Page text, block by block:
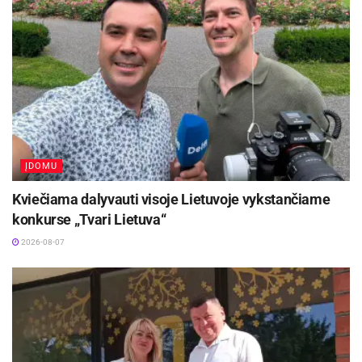
išlaikymo. Pakartotinai socialinė pašalpa gali
būti skiriama ir mokama ne anksčiau kaip po 12
mėnesių.
Aktualios naujienos
Kaune – nemokamos vasaros stovyklos vaikams
2026-08-07
Europos sveikatos draudimo kortelę gali pakeisti
Pokyčiai taip pat aktualūs šeimoms,
auginančioms vaikus su negalia. Vertinant teisę į
piniginę socialinę paramą, į pajamas
ĮDOMU
Kviečiama dalyvauti visoje Lietuvoje vykstančiame
konkurse „Tvari Lietuva“
2026-08-07